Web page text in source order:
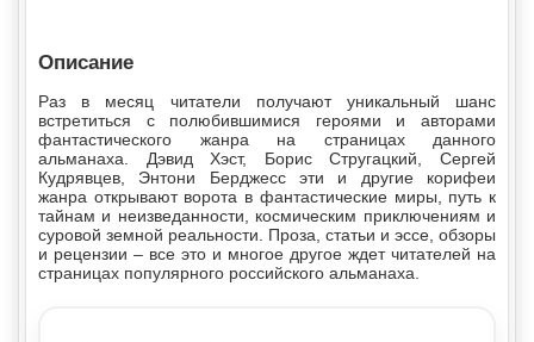
Описание
Раз в месяц читатели получают уникальный шанс
встретиться с полюбившимися героями и авторами
фантастического жанра на страницах данного
альманаха. Дэвид Хэст, Борис Стругацкий, Сергей
Кудрявцев, Энтони Берджесс эти и другие корифеи
жанра открывают ворота в фантастические миры, путь к
тайнам и неизведанности, космическим приключениям и
суровой земной реальности. Проза, статьи и эссе, обзоры
и рецензии – все это и многое другое ждет читателей на
страницах популярного российского альманаха.